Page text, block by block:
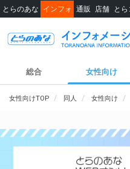
とらのあな インフォ 通販 店舗 と
総合 女性向け
女性向けTOP 同人 女性向け